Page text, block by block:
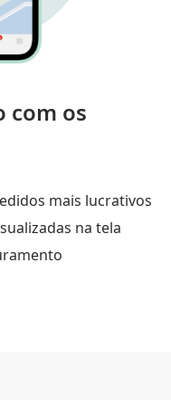
com os
mais lucrativos
na tela